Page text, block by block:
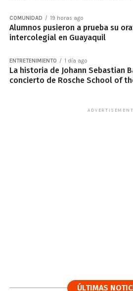
COMUNIDAD 19 horas ago
Alumnos pusieron a prueba su
intercolegial en Guayaquil
ENTRETENIMIENTO 1 día ago
La historia de Johann Sebastian
concierto de Rosche School of
ADVERTISEMENT
ÚLTIMAS